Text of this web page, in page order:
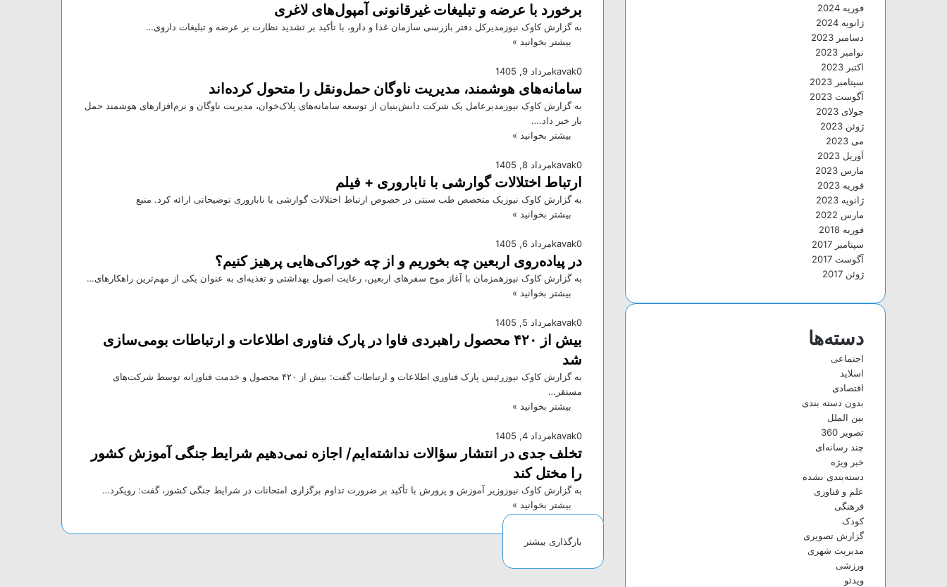
برخورد با عرضه و تبلیغات غیرقانونی آمپول‌های لاغری
به گزارش کاوک نیوزمدیرکل دفتر بازرسی سازمان غذا و دارو، با تأکید بر تشدید نظارت بر عرضه و تبلیغات داروی…
بیشتر بخوانید »
kavakمرداد 9, 1405 0
سامانه‌های هوشمند، مدیریت ناوگان حمل‌ونقل را متحول کرده‌اند
به گزارش کاوک نیوزمدیرعامل یک شرکت دانش‌بنیان از توسعه سامانه‌های پلاک‌خوان، مدیریت ناوگان و نرم‌افزار‌های هوشمند حمل
بار خبر داد.…
بیشتر بخوانید »
kavakمرداد 8, 1405 0
ارتباط اختلالات گوارشی با ناباروری + فیلم
به گزارش کاوک نیوزیک متخصص طب سنتی در خصوص ارتباط اختلالات گوارشی با ناباروری توضیحاتی ارائه کرد. منبع
بیشتر بخوانید »
kavakمرداد 6, 1405 0
در پیاده‌روی اربعین چه بخوریم و از چه خوراکی‌هایی پرهیز کنیم؟
به گزارش کاوک نیوزهمزمان با آغاز موج سفرهای اربعین، رعایت اصول بهداشتی و تغذیه‌ای به عنوان یکی از مهم‌ترین راهکارهای…
بیشتر بخوانید »
kavakمرداد 5, 1405 0
بیش از ۴۲۰ محصول راهبردی فاوا در پارک فناوری اطلاعات و ارتباطات بومی‌سازی
شد
به گزارش کاوک نیوزرئیس پارک فناوری اطلاعات و ارتباطات گفت: بیش از ۴۲۰ محصول و خدمت فناورانه توسط شرکت‌های
مستقر…
بیشتر بخوانید »
kavakمرداد 4, 1405 0
تخلف جدی در انتشار سؤالات نداشته‌ایم/ اجازه نمی‌دهیم شرایط جنگی آموزش کشور
را مختل کند
به گزارش کاوک نیوزوزیر آموزش و پرورش با تأکید بر ضرورت تداوم برگزاری امتحانات در شرایط جنگی کشور، گفت: رویکرد…
بیشتر بخوانید »
بارگذاری بیشتر
فوریه 2024
ژانویه 2024
دسامبر 2023
نوامبر 2023
اکتبر 2023
سپتامبر 2023
آگوست 2023
جولای 2023
ژوئن 2023
می 2023
آوریل 2023
مارس 2023
فوریه 2023
ژانویه 2023
مارس 2022
فوریه 2018
سپتامبر 2017
آگوست 2017
ژوئن 2017
دسته‌ها
اجتماعی
اسلاید
اقتصادی
بدون دسته بندی
بین الملل
تصویر 360
چند رسانه‌ای
خبر ویژه
دسته‌بندی نشده
علم و فناوری
فرهنگی
کودک
گزارش تصویری
مدیریت شهری
ورزشی
ویدئو